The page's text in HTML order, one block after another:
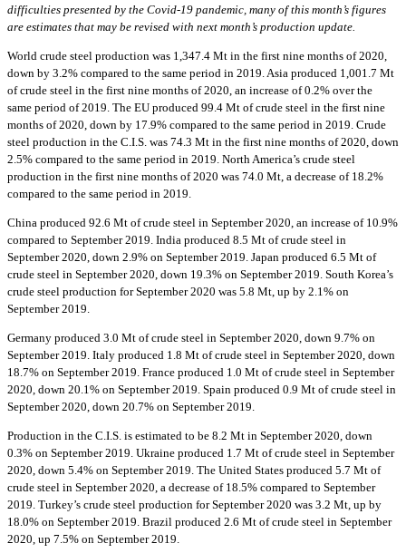
difficulties presented by the Covid-19 pandemic, many of this month’s figures
are estimates that may be revised with next month’s production update.
World crude steel production was 1,347.4 Mt in the first nine months of 2020,
down by 3.2% compared to the same period in 2019. Asia produced 1,001.7 Mt
of crude steel in the first nine months of 2020, an increase of 0.2% over the
same period of 2019. The EU produced 99.4 Mt of crude steel in the first nine
months of 2020, down by 17.9% compared to the same period in 2019. Crude
steel production in the C.I.S. was 74.3 Mt in the first nine months of 2020, down
2.5% compared to the same period in 2019. North America’s crude steel
production in the first nine months of 2020 was 74.0 Mt, a decrease of 18.2%
compared to the same period in 2019.
China produced 92.6 Mt of crude steel in September 2020, an increase of 10.9%
compared to September 2019. India produced 8.5 Mt of crude steel in
September 2020, down 2.9% on September 2019. Japan produced 6.5 Mt of
crude steel in September 2020, down 19.3% on September 2019. South Korea’s
crude steel production for September 2020 was 5.8 Mt, up by 2.1% on
September 2019.
Germany produced 3.0 Mt of crude steel in September 2020, down 9.7% on
September 2019. Italy produced 1.8 Mt of crude steel in September 2020, down
18.7% on September 2019. France produced 1.0 Mt of crude steel in September
2020, down 20.1% on September 2019. Spain produced 0.9 Mt of crude steel in
September 2020, down 20.7% on September 2019.
Production in the C.I.S. is estimated to be 8.2 Mt in September 2020, down
0.3% on September 2019. Ukraine produced 1.7 Mt of crude steel in September
2020, down 5.4% on September 2019. The United States produced 5.7 Mt of
crude steel in September 2020, a decrease of 18.5% compared to September
2019. Turkey’s crude steel production for September 2020 was 3.2 Mt, up by
18.0% on September 2019. Brazil produced 2.6 Mt of crude steel in September
2020, up 7.5% on September 2019.